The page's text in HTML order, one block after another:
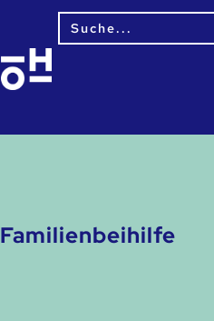
Search
for:
Familienbeihilfe